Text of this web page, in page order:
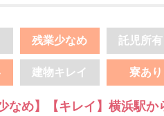
残業少なめ 託児所有
建物キレイ 寮あり
なめ】【キレイ】横浜駅か